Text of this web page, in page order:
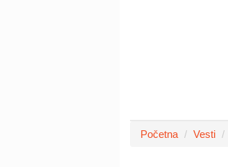
Početna Vesti